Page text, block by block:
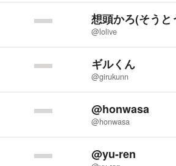
想頭かろ(そうと
@lolive
ギルくん
@girukunn
@honwasa
@honwasa
@yu-ren